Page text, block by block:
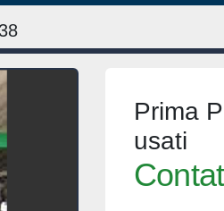
Prima
usati